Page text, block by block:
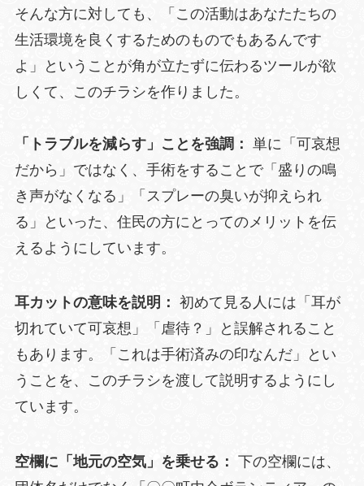
そんな方に対しても、「この活動はあなたたちの
生活環境を良くするためのものでもあるんです
よ」ということが角が立たずに伝わるツールが欲
しくて、このチラシを作りました。
「トラブルを減らす」ことを強調： 単に「可哀想
だから」ではなく、手術をすることで「盛りの鳴
き声がなくなる」「スプレーの臭いが抑えられ
る」といった、住民の方にとってのメリットを伝
えるようにしています。
耳カットの意味を説明： 初めて見る人には「耳が
切れていて可哀想」「虐待？」と誤解されること
もあります。「これは手術済みの印なんだ」とい
うことを、このチラシを渡して説明するようにし
ています。
空欄に「地元の空気」を乗せる： 下の空欄には、